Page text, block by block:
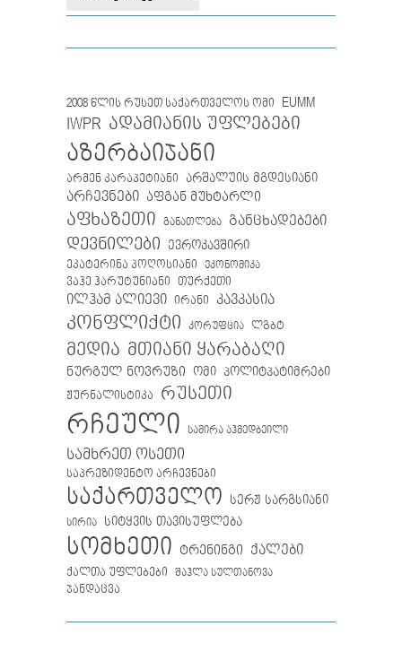
2008 წლის რუსეთ საქართველოს ომი EUMM
IWPR ადამიანის უფლებები
აზერბაიჯანი
არმენ კარაპეტიანი არშალუის მგდესიანი
არჩევნები აფგან მუხტარლი
აფხაზეთი განათლება განცხადებები
დევნილები
ევროკავშირი
ეკატერინა პოღოსიანი
ეკონომიკა
ვაჰე ჰარუტუნიანი თურქეთი
ილჰამ ალიევი ირანი კავკასია
კონფლიქტი კორუფცია ლგბტ
მედია მთიანი ყარაბაღი
ნურგულ ნოვრუზი ომი პოლიტპატიმრები
ჟურნალისტიკა
რუსეთი
რჩეული სამირა აჰმედბეილი
სამხრეთ ოსეთი
საპრეზიდენტო არჩევნები
საქართველო სერჟ სარგსიანი
სირია სიტყვის თავისუფლება
სომხეთი ტრენინგი ქალები
ქალთა უფლებები შაჰლა სულთანოვა
ჯანდაცვა